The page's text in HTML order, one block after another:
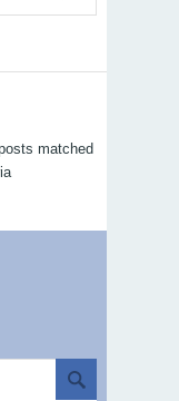
matched